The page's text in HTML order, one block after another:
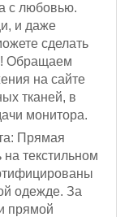
с любовью.
и даже
сделать
Обращаем
на сайте
тканей, в
монитора.
Прямая
текстильном
одежде. За
прямой